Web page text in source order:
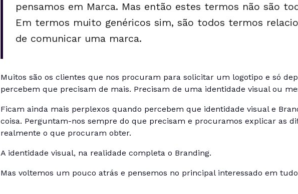
pensamos em Marca. Mas então estes termos não são
Em termos muito genéricos sim, são todos termos
de comunicar uma marca.
Muitos são os clientes que nos procuram para solicitar um logotipo e só
percebem que precisam de mais. Precisam de uma identidade visual ou
Ficam ainda mais perplexos quando percebem que identidade visual e
coisa. Perguntam-nos sempre do que precisam e procuramos explicar as
realmente o que procuram obter.
A identidade visual, na realidade completa o Branding.
Mas voltemos um pouco atrás e pensemos no principal interessado em tudo